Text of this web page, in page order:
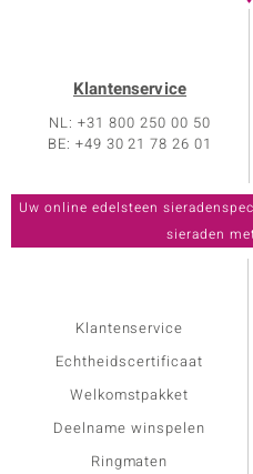
Klantenservice
NL: +31 800 250 00 50
BE: +49 30 21 78 26 01
Klantenservice
Echtheidscertificaat
Welkomstpakket
Deelname winspelen
Ringmaten